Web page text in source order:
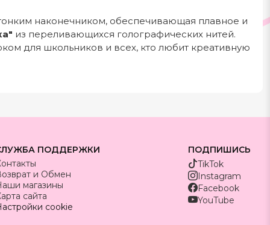
наконечником, обеспечивающая плавное и
из переливающихся голографических нитей.
для школьников и всех, кто любит креативную
ПОДДЕРЖКИ
и Обмен
магазины
сайта
cookie
ПОДПИШИСЬ
TikTok
Instagram
Facebook
YouTube